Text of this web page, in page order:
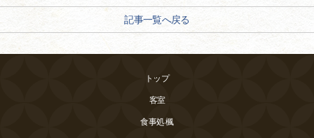
記事一覧へ戻る
トップ
客室
食事処 楓